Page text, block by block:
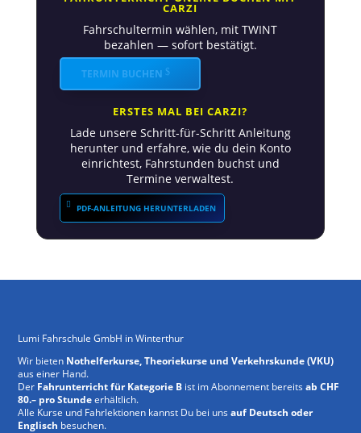
CARZI
Fahrschultermin wählen, mit TWINT
bezahlen — sofort bestätigt.
TERMIN BUCHEN
ERSTES MAL BEI CARZI?
Lade unsere Schritt-für-Schritt Anleitung
herunter und erfahre, wie du dein Konto
einrichtest, Fahrstunden buchst und
Termine verwaltest.
PDF-ANLEITUNG HERUNTERLADEN
Lumi Fahrschule GmbH in Winterthur
Wir bieten Nothelferkurse, Theoriekurse und Verkehrskunde (VKU)
aus einer Hand.
Der Fahrunterricht für Kategorie B ist im Abonnement bereitsab CHF
80.– pro Stundeerhältlich.
Alle Kurse und Fahrlektionen kannst Du bei unsauf Deutsch oder
Englisch besuchen.